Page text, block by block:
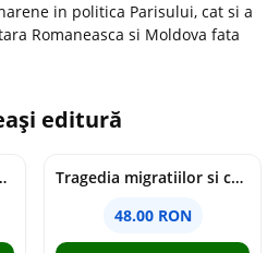
in politica Parisului, cat si a
Romaneasca si Moldova fata
editură
Ellul
Tragedia migratiilor si caderea imperiilor. Sfantul Augustin si noi - Chantal Delsol
48.00 RON